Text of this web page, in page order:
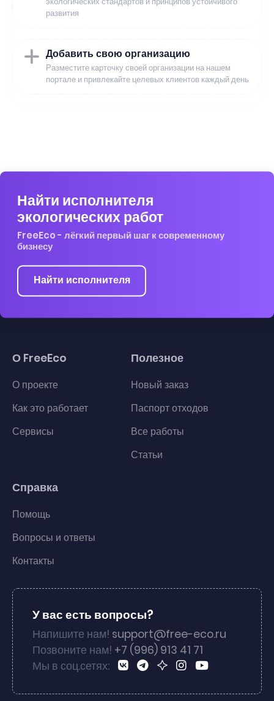
развития
Добавить свою организацию
Разместите карточку своей организации на нашем
портале и привлекайте целевых клиентов каждый день
Найти исполнителя
экологических работ
FreeEco - лёгкий первый шаг к современному
бизнесу
Найти исполнителя
О FreeEco
О проекте
Как это работает
Сервисы
Полезное
Новый заказ
Паспорт отходов
Все работы
Статьи
Справка
Помощь
Вопросы и ответы
Контакты
У вас есть вопросы?
Напишите нам! support@free-eco.ru
Позвоните нам! +7 (996) 913 41 71
Мы в соц.сетях: